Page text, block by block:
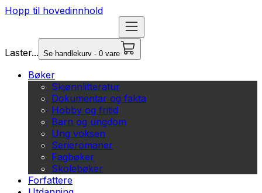
Hopp til hovedinnhold
Laster... Se handlekurv - 0 vare
Bøker
Skjønnlitteratur
Dokumentar og fakta
Hobby og fritid
Barn og ungdom
Ung voksen
Serieromaner
Fagbøker
Skolebøker
Forfattere